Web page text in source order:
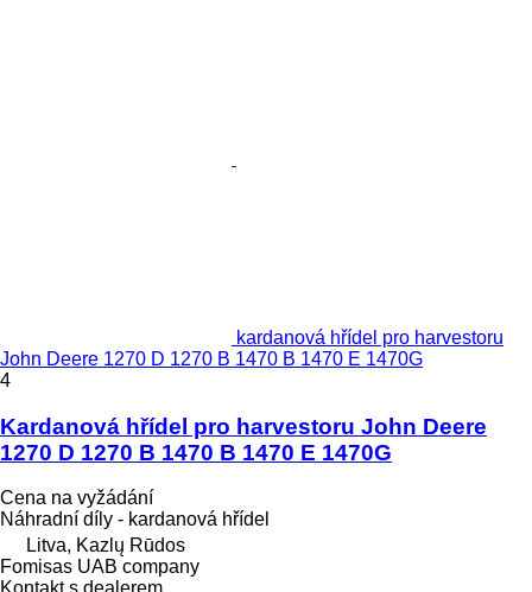
kardanová hřídel pro harvestoru
John Deere 1270 D 1270 B 1470 B 1470 E 1470G
4
Kardanová hřídel pro harvestoru John Deere
1270 D 1270 B 1470 B 1470 E 1470G
Cena na vyžádání
Náhradní díly - kardanová hřídel
Litva, Kazlų Rūdos
Fomisas UAB company